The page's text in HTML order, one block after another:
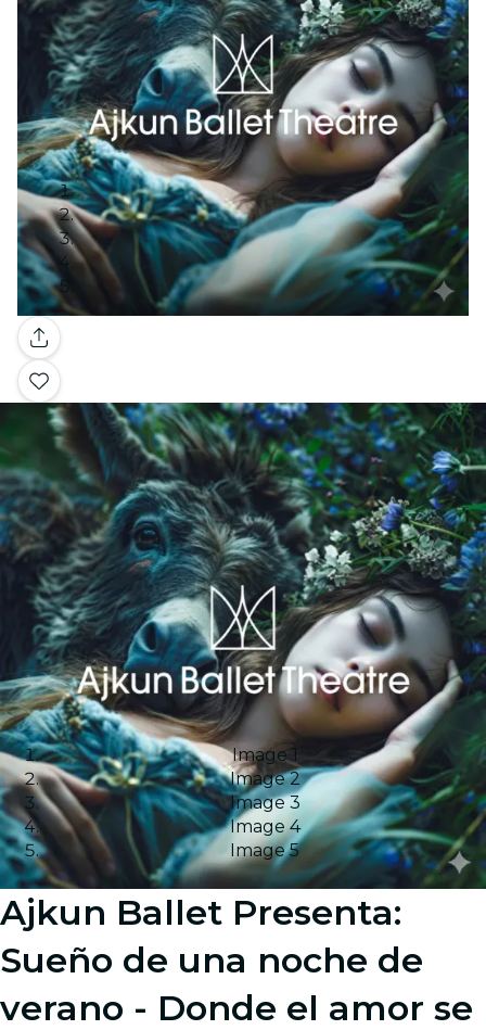
Galería
Image 1
Image 2
Image 3
Image 4
Image 5
Ajkun Ballet Presenta:
Sueño de una noche de
verano - Donde el amor se